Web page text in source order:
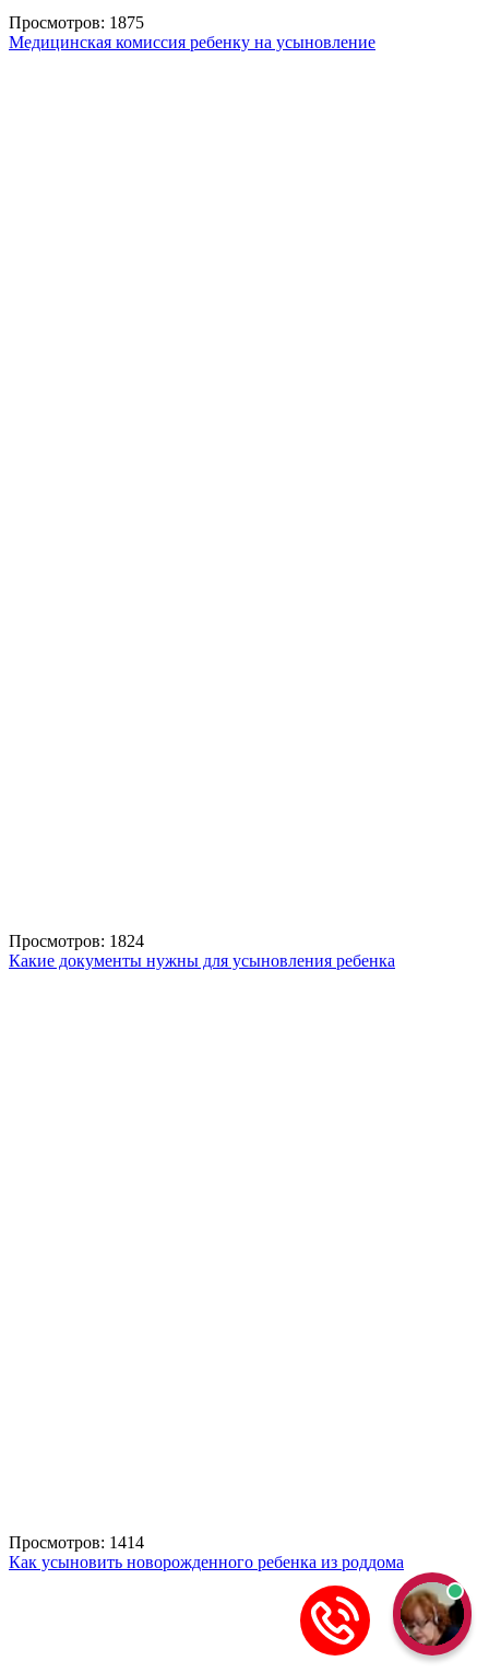
Просмотров: 1875
Медицинская комиссия ребенку на усыновление
Просмотров: 1824
Какие документы нужны для усыновления ребенка
Просмотров: 1414
Как усыновить новорожденного ребенка из роддома